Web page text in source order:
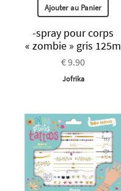
Ajouter au Panier
-spray pour corps
« zombie » gris 125m
€ 9.90
Jofrika